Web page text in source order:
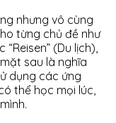
nhưng vô cùng
từng chủ đề như
“Reisen” (Du lịch),
sau là nghĩa
dụng các ứng
thể học mọi lúc,